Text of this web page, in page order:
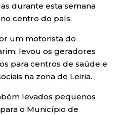
durante esta semana
centro do país.
um motorista do
levou os geradores
para centros de saúde e
na zona de Leiria.
levados pequenos
o Município de